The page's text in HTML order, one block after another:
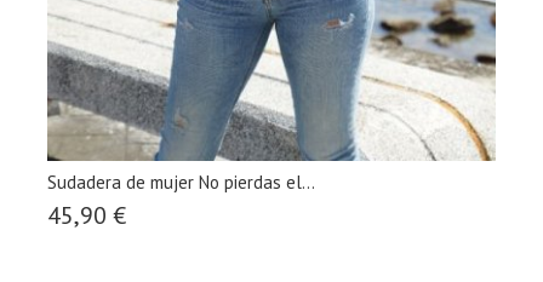
Sudadera de mujer No pierdas el...
45,90 €